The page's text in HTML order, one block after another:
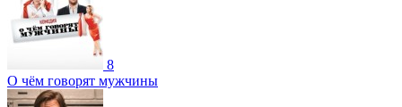
8
О чём говорят мужчины